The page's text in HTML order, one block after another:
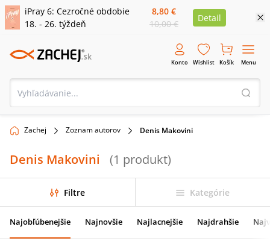
iPray 6: Cezročné obdobie
18. - 26. týždeň
8,80 €
10,00 €
Detail
Konto Wishlist Košík Menu
Zachej Zoznam autorov Denis Makovini
Denis Makovini (1 produkt)
Filtre Kategórie
Najobľúbenejšie Najnovšie Najlacnejšie Najdrahšie